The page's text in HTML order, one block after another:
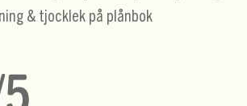
& tjocklek på plånbok